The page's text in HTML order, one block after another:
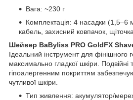
Вага: ~230 г
Комплектація: 4 насадки (1,5–6
кабель, захисний ковпачок,
Шейвер BaByliss PRO GoldFX
Ідеальний інструмент для фінішного
максимально гладкої шкіри. Подвійні
гіпоалергенним покриттям
чутливої шкіри.
Тип живлення: акумулятор/